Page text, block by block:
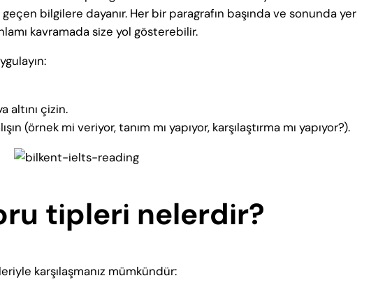
bilgilere dayanır. Her bir paragrafın başında ve sonunda yer
kavramada size yol gösterebilir.
altını çizin.
(örnek mi veriyor, tanım mı yapıyor, karşılaştırma mı yapıyor?).
tipleri nelerdir?
karşılaşmanız mümkündür: